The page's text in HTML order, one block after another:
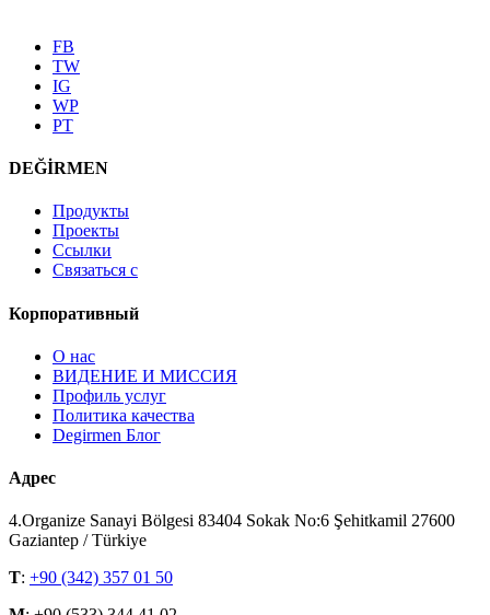
FB
TW
IG
WP
PT
DEĞİRMEN
Продукты
Проекты
Ссылки
Связаться с
Корпоративный
О нас
ВИДЕНИЕ И МИССИЯ
Профиль услуг
Политика качества
Degirmen Блог
Адрес
4.Organize Sanayi Bölgesi 83404 Sokak No:6 Şehitkamil 27600
Gaziantep / Türkiye
T: +90 (342) 357 01 50